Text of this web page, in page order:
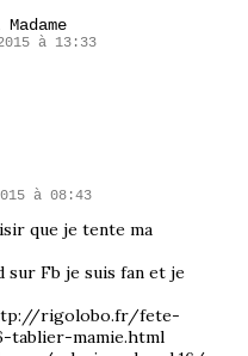
à 13:33
à 08:43
que je tente ma
sur Fb je suis fan et je
rigolobo.fr/fete-
tablier-mamie.html